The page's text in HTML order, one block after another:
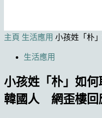
主頁 生活應用 小孩姓「朴
生活應用
小孩姓「朴」如
韓國人 網歪樓回